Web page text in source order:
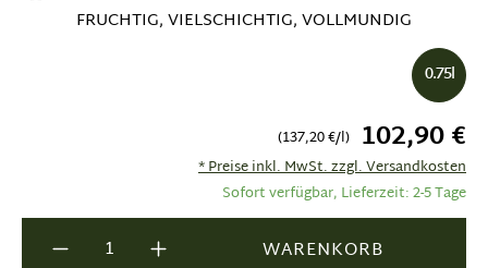
FRUCHTIG, VIELSCHICHTIG, VOLLMUNDIG
102,90 €
(137,20 €/l)
* Preise inkl. MwSt. zzgl. Versandkosten
Sofort verfügbar, Lieferzeit: 2-5 Tage
0.75l
Produkt Anzahl: Gib den gewünschten
WARENKORB